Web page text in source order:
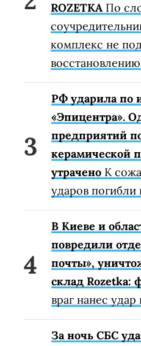
ROZETKA По
комплекс не
РФ ударила по
«Эпицентра».
предприятий
керамической
утрачено К
ударов
В Киеве и
повредили
почты»,
склад Rozetka:
враг нанес
За ночь СБС